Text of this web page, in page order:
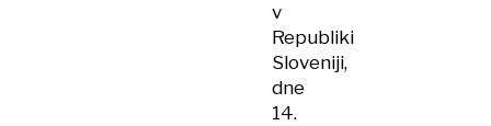
v
Republiki
Sloveniji,
dne
14.